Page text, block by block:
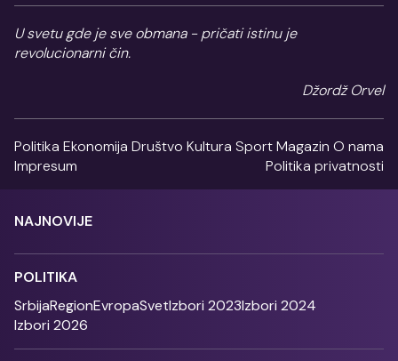
U svetu gde je sve obmana - pričati istinu je
revolucionarni čin.
Džordž Orvel
Politika Ekonomija Društvo Kultura SportMagazin O nama
Impresum
Politika privatnosti
NAJNOVIJE
POLITIKA
SrbijaRegionEvropaSvetIzbori 2023Izbori 2024
Izbori 2026